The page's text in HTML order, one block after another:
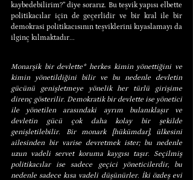
kaybedebilirim?” diye sorarız. Bu teşvik yapısı elbette
politikacılar için de geçerlidir ve bir kral ile bir
demokrasi politikacısının teşviklerini kıyaslamayı da
ilginç kılmaktadır...
Monarşik bir devlette* herkes kimin yönettiğini ve
kimin yönetildiğini bilir ve bu nedenle devletin
gücünü genişletmeye yönelik her türlü girişime
direnç gösterilir. Demokratik bir devlette ise yönetici
ile yönetilen arasındaki ayrım bulanıklaşır ve
devletin gücü çok daha kolay bir şekilde
genişletilebilir. Bir monark [hükümdar], ülkesini
ailesinden bir varise devretmek ister; bu nedenle
uzun vadeli servet koruma kaygısı taşır. Seçilmiş
politikacılar ise sadece geçici yöneticilerdir, bu
nedenle sadece kısa vadeli düşünürler. İki özdeş evi